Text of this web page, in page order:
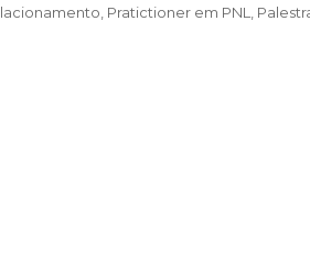
Pratictioner em PNL,